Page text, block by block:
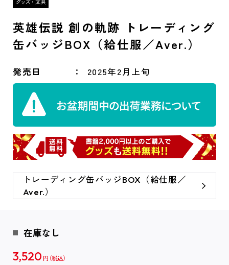
英雄伝説 創の軌跡 トレーディング
缶バッジBOX（給仕服／Aver.）
発売日 2025年2月上旬
トレーディング缶バッジBOX（給仕服／
Aver.）
在庫なし
3,520 円